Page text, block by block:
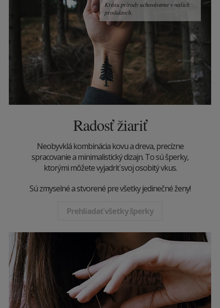
Krásu prírody uchovávame v našich
produktoch.
Radosť žiariť
Neobyvklá kombinácia kovu a dreva, precízne
spracovanie a minimalistický dizajn. To sú šperky,
ktorými môžete vyjadriť svoj osobitý vkus.
Sú zmyselné a stvorené pre všetky jedinečné ženy!
Prehliadať všetky šperky